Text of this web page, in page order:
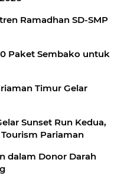
Ramadhan SD-SMP
Paket Sembako untuk
Timur Gelar
Sunset Run Kedua,
Pariaman
dalam Donor Darah